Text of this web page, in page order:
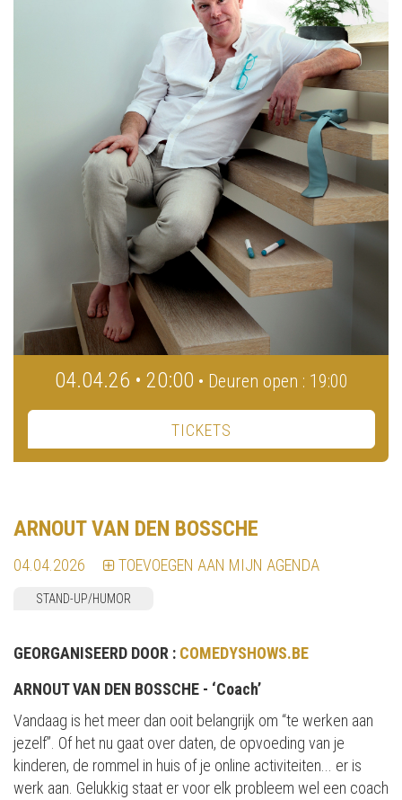
04.04.26 • 20:00 • Deuren open : 19:00
TICKETS
ARNOUT VAN DEN BOSSCHE
04.04.2026 TOEVOEGEN AAN MIJN AGENDA
STAND-UP/HUMOR
GEORGANISEERD DOOR : COMEDYSHOWS.BE
ARNOUT VAN DEN BOSSCHE - ‘Coach’
Vandaag is het meer dan ooit belangrijk om “te werken aan
jezelf”. Of het nu gaat over daten, de opvoeding van je
kinderen, de rommel in huis of je online activiteiten... er is
werk aan. Gelukkig staat er voor elk probleem wel een coach